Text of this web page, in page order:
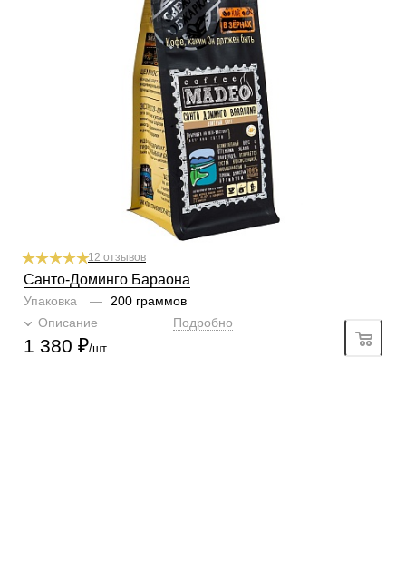
без кислинки
Содержание арабики 100 %
яблоко, виноград
5 6
2/6
6
4/6
5 6
5/6
5 6
5/6
12 отзывов
Санто-Доминго Бараона
Упаковка —
200 граммов
Описание
Подробно
1 380 ₽/шт